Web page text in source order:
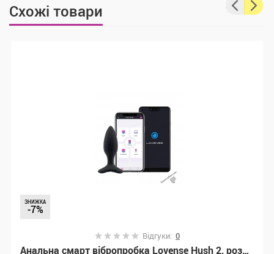
Схожі товари
ЗНИЖКА
-7%
Відгуки: 0
Анальна смарт вібропробка Lovense Hush 2, розмір S (SO6350)